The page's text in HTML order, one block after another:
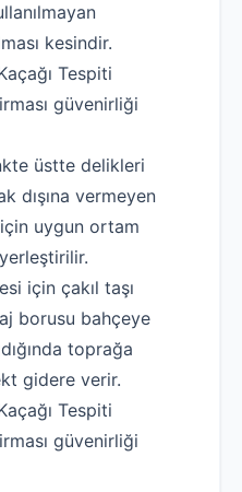
kesindir.
Tespiti
güvenirliği
üstte delikleri
dışına vermeyen
uygun ortam
için çakıl taşı
borusu bahçeye
toprağa
gidere verir.
Tespiti
güvenirliği